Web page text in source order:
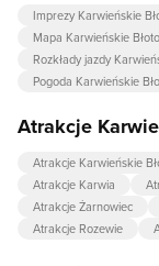
Imprezy Karwieńskie
Mapa Karwieńskie
Rozkłady jazdy
Pogoda Karwieńskie
Atrakcje
Atrakcje Karwieńskie
Atrakcje Karwia
Atrakcje Żarnowiec
Atrakcje Rozewie